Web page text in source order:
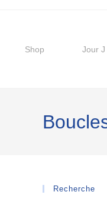
Shop Jour J
Recherche